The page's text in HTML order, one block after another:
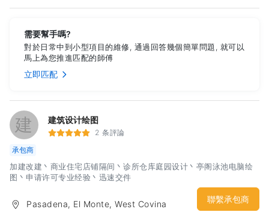
需要幫手嗎?
對於日常中到小型項目的維修, 通過回答幾個簡單問題, 就可以
馬上為您推進匹配的師傅
立即匹配
建 建筑设计绘图
2 条評論
承包商
加建改建丶商业住宅店铺隔间丶诊所仓库庭园设计丶亭阁泳池电脑绘
图丶申请许可专业经验丶迅速交件
Pasadena, El Monte, West Covina 聯繫承包商